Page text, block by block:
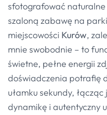
sfotografować naturalne
szaloną zabawę na
miejscowości Kurów,
mnie swobodnie – to
świetne, pełne energii
doświadczenia potrafię
ułamku sekundy,
dynamikę i autentyczny